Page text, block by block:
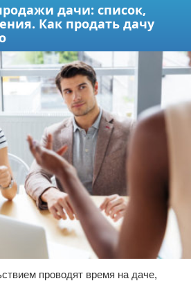
дачи: список,
Как продать дачу
проводят время на даче,